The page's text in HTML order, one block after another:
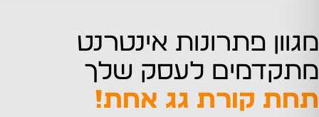
מגוון פתרונות אינטרנט
מתקדמים לעסק שלך
תחת קורת גג אחת!